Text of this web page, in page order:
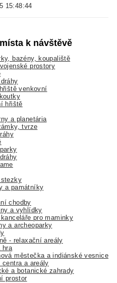
15:48:44
k návštěvě
bazény, koupaliště
prostory
venkovní
hřiště
a planetária
tvrze
stezky
a památníky
chodby
a vyhlídky
pro maminky
a archeoparky
- relaxační areály
hra
městečka a indiánské vesnice
centra a areály
a botanické zahrady
prostor